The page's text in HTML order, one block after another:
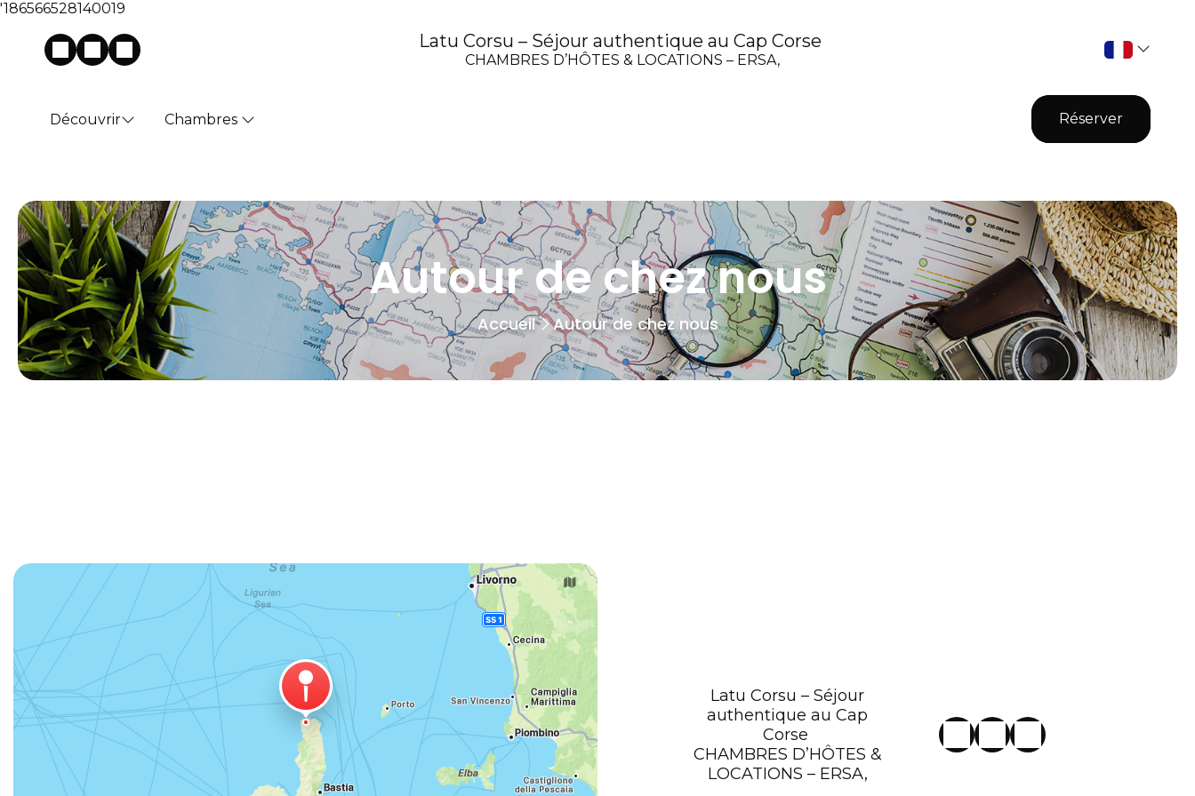
'186566528140019
Latu Corsu – Séjour authentique au Cap Corse
CHAMBRES D’HÔTES & LOCATIONS – ERSA,
Découvrir Chambres Réserver
Autour de chez nous
Accueil Autour de chez nous
Latu Corsu – Séjour
authentique au Cap
Corse
CHAMBRES D’HÔTES &
LOCATIONS – ERSA,